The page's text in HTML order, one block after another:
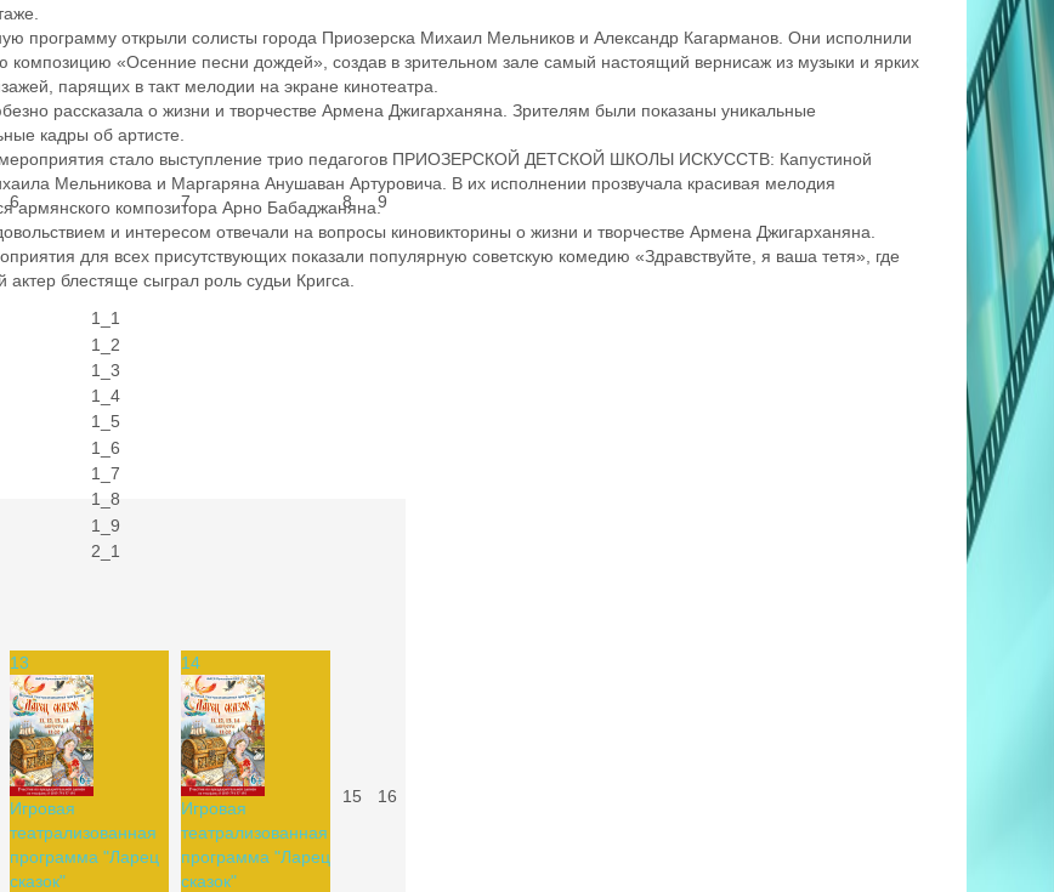
6 7 8 9
13
Игровая
театрализованная
программа "Ларец
сказок"
14
Игровая
театрализованная
программа "Ларец
сказок"
15 16
программу открыли солисты города Приозерска Михаил Мельников и Александр Кагарманов. Они исполнили
композицию «Осенние песни дождей», создав в зрительном зале самый настоящий вернисаж из музыки и ярких
парящих в такт мелодии на экране кинотеатра.
рассказала о жизни и творчестве Армена Джигарханяна. Зрителям были показаны уникальные
кадры об артисте.
стало выступление трио педагогов ПРИОЗЕРСКОЙ ДЕТСКОЙ ШКОЛЫ ИСКУССТВ: Капустиной
Мельникова и Маргаряна Анушаван Артуровича. В их исполнении прозвучала красивая мелодия
армянского композитора Арно Бабаджаняна.
и интересом отвечали на вопросы киновикторины о жизни и творчестве Армена Джигарханяна.
для всех присутствующих показали популярную советскую комедию «Здравствуйте, я ваша тетя», где
актер блестяще сыграл роль судьи Кригса.